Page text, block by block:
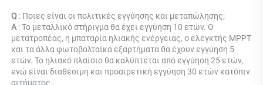
Q : Ποιες είναι οι πολιτικές εγγύησης και μεταπώλησης;
Α : Το μεταλλικό στήριγμα θα έχει εγγύηση 10 ετών. Ο
μετατροπέας, η μπαταρία ηλιακής ενέργειας, ο ελεγκτής MPPT
και τα άλλα φωτοβολταϊκά εξαρτήματα θα έχουν εγγύηση 5
ετών. Το ηλιακό πλαίσιο θα καλύπτεται από εγγύηση 25 ετών,
ενώ είναι διαθέσιμη και προαιρετική εγγύηση 30 ετών κατόπιν
αιτήματος.